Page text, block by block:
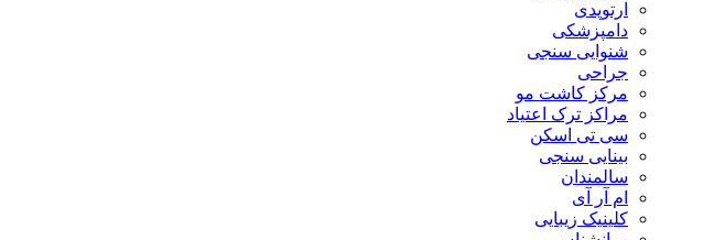
ارتوپدی
دامپزشکی
شنوایی سنجی
جراحی
مرکز کاشت مو
مراکز ترک اعتیاد
سی تی اسکن
بینایی سنجی
سالمندان
ام آر آی
کلینیک زیبایی